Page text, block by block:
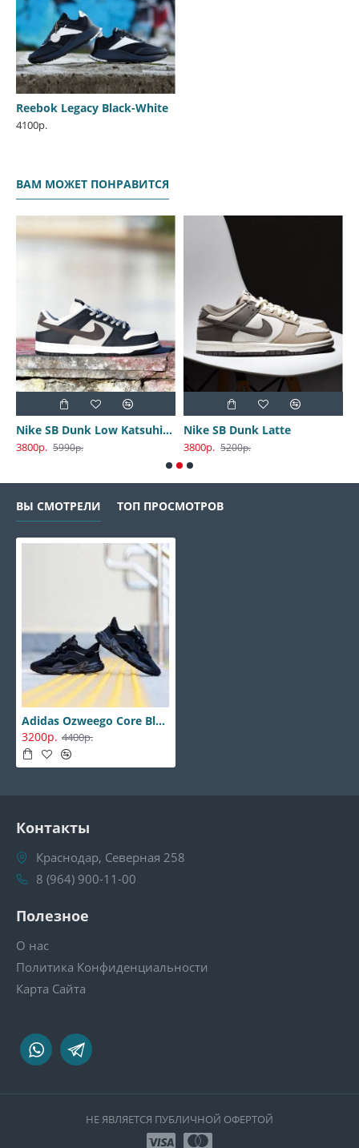
Reebok Legacy Black-White
4100р.
ВАМ МОЖЕТ ПОНРАВИТСЯ
Nike SB Dunk Low Katsuhiro Otomo
3800р. 5990р.
Nike SB Dunk Latte
3800р. 5200р.
ВЫ СМОТРЕЛИ ТОП ПРОСМОТРОВ
Adidas Ozweego Core Black
3200р. 4400р.
Контакты
Краснодар, Северная 258
8 (964) 900-11-00
Полезное
О нас
Политика Конфиденциальности
Карта Сайта
НЕ ЯВЛЯЕТСЯ ПУБЛИЧНОЙ ОФЕРТОЙ